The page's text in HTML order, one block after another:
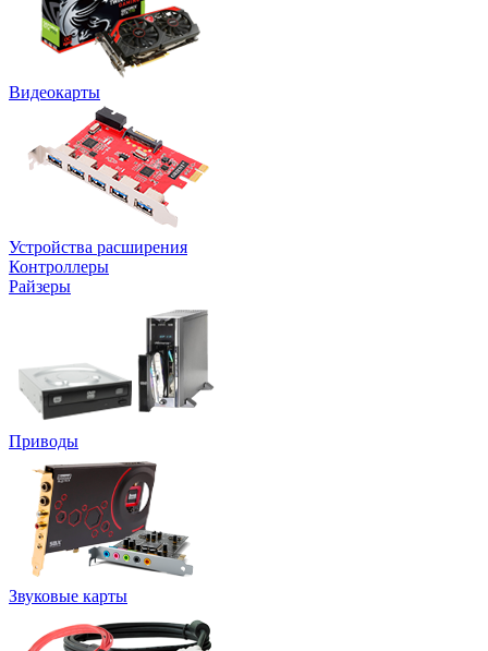
Видеокарты
Устройства расширения
Контроллеры
Райзеры
Приводы
Звуковые карты